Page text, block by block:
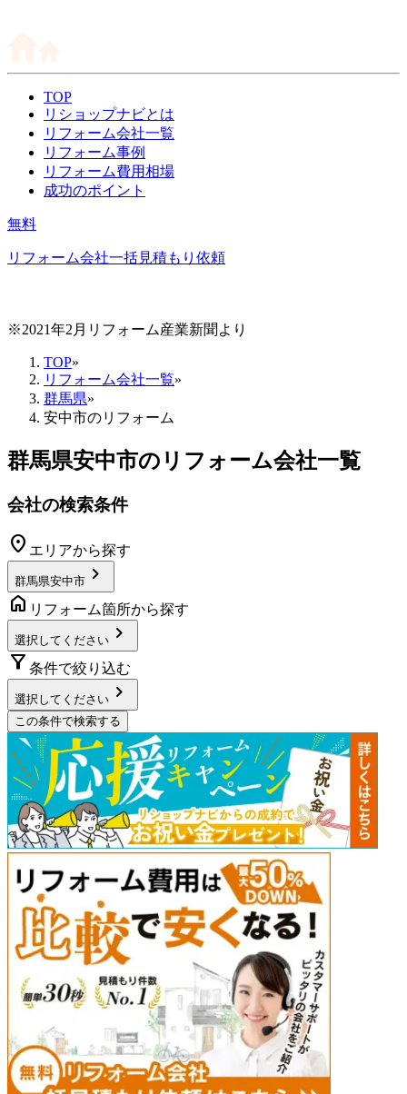
TOP
リショップナビとは
リフォーム会社一覧
リフォーム事例
リフォーム費用相場
成功のポイント
無料
リフォーム会社一括見積もり依頼
※2021年2月リフォーム産業新聞より
TOP»
リフォーム会社一覧»
群馬県»
安中市のリフォーム
群馬県安中市のリフォーム会社一覧
会社の検索条件
location_on エリアから探す
群馬県安中市 chevron_right
home リフォーム箇所から探す
選択してください chevron_right
filter_alt 条件で絞り込む
選択してください chevron_right
この条件で検索する